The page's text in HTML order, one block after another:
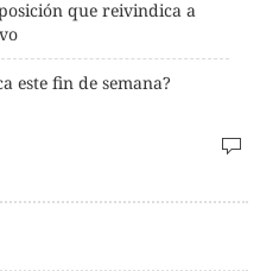
que reivindica a
este fin de semana?